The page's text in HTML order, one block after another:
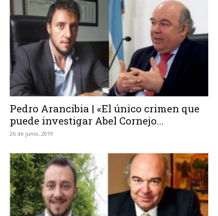
Pedro Arancibia | «El único crimen que
puede investigar Abel Cornejo...
26 de junio, 2019